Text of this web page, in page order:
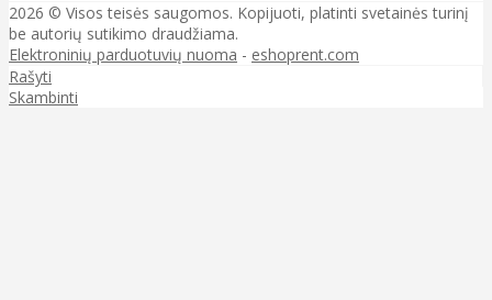
2026 © Visos teisės saugomos. Kopijuoti, platinti svetainės turinį
be autorių sutikimo draudžiama.
Elektroninių parduotuvių nuoma - eshoprent.com
Rašyti
Skambinti